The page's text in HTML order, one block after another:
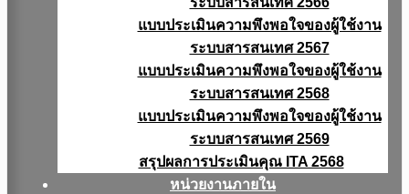
แบบประเมินความพึงพอใจของผู้ใช้งาน
ระบบสารสนเทศ 2567
แบบประเมินความพึงพอใจของผู้ใช้งาน
ระบบสารสนเทศ 2568
แบบประเมินความพึงพอใจของผู้ใช้งาน
ระบบสารสนเทศ 2569
สรุปผลการประเมินคุณ ITA 2568
หน่วยงานภายใน